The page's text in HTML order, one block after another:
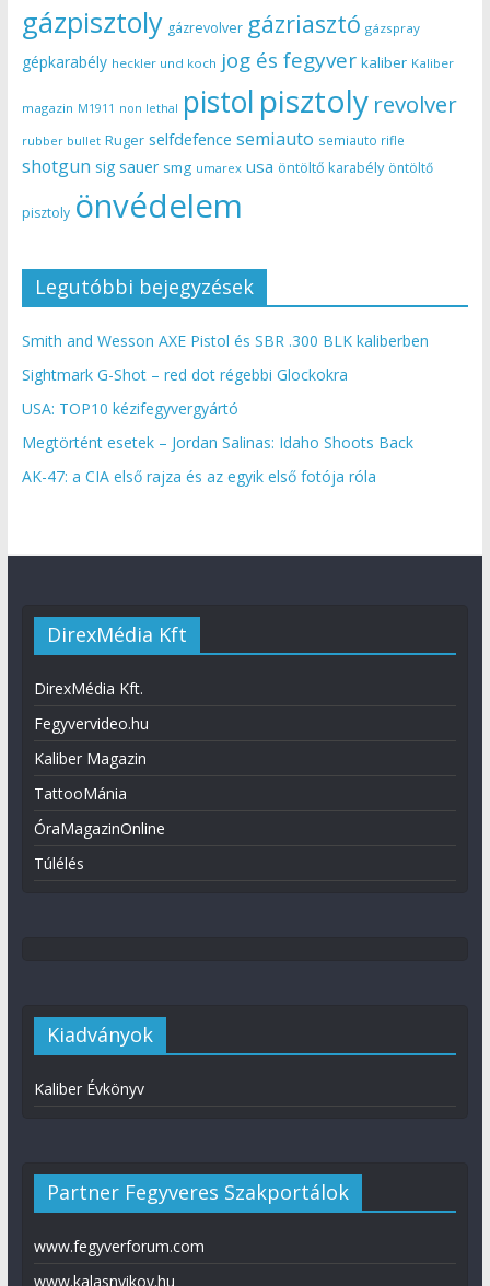
gázpisztoly gázrevolver gázriasztó gázspray
gépkarabély heckler und koch jog és fegyver kaliber Kaliber
magazin M1911 non lethal pistol pisztoly revolver
rubber bullet Ruger selfdefence semiauto semiauto rifle
shotgun sig sauer smg umarex usa öntöltő karabély öntöltő
pisztoly önvédelem
Legutóbbi bejegyzések
Smith and Wesson AXE Pistol és SBR .300 BLK kaliberben
Sightmark G-Shot – red dot régebbi Glockokra
USA: TOP10 kézifegyvergyártó
Megtörtént esetek – Jordan Salinas: Idaho Shoots Back
AK-47: a CIA első rajza és az egyik első fotója róla
DirexMédia Kft
DirexMédia Kft.
Fegyvervideo.hu
Kaliber Magazin
TattooMánia
ÓraMagazinOnline
Túlélés
Kiadványok
Kaliber Évkönyv
Partner Fegyveres Szakportálok
www.fegyverforum.com
www.kalasnyikov.hu